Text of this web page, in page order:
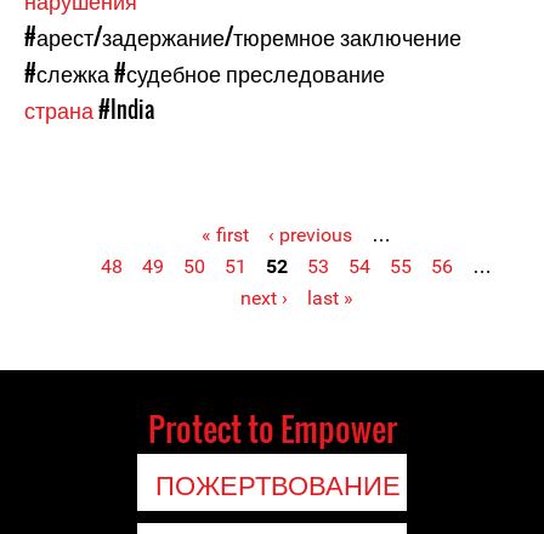
#арест/задержание/тюремное заключение
#слежка#судебное преследование
страна#India
« first ‹ previous
…
48
49 50 51 52 53 54 55 56
…
next ›
last »
Protect to Empower
ПОЖЕРТВОВАНИЕ